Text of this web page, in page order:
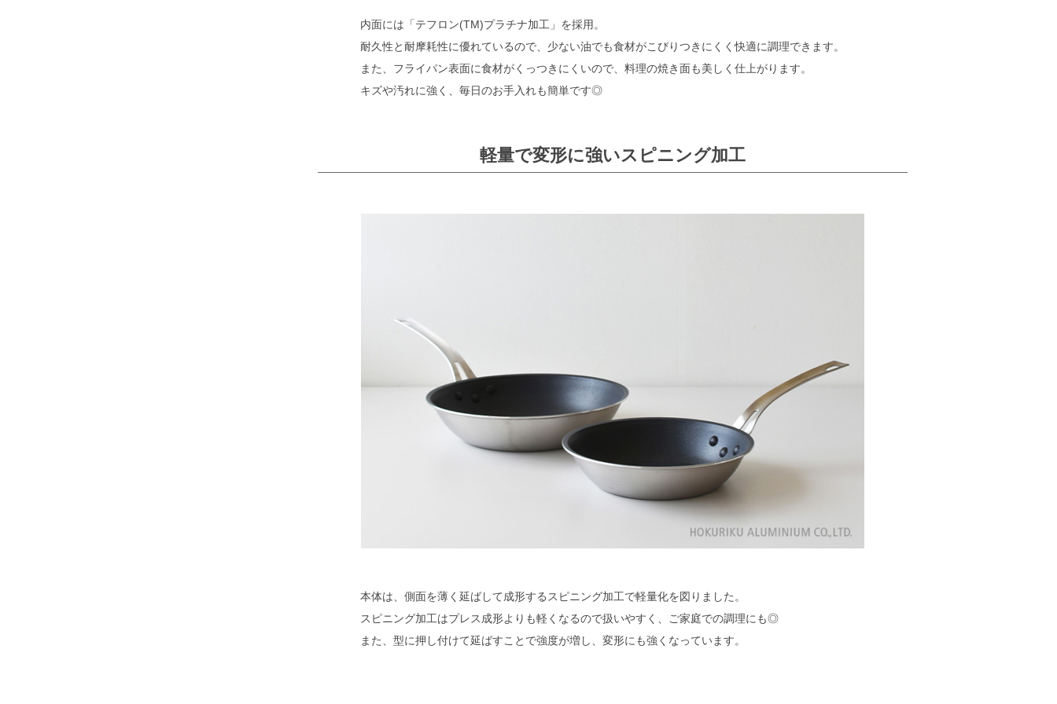
内面には「テフロン(TM)プラチナ加工」を採用。
耐久性と耐摩耗性に優れているので、少ない油でも食材がこびりつきにくく快適に調理できます。
また、フライパン表面に食材がくっつきにくいので、料理の焼き面も美しく仕上がります。
キズや汚れに強く、毎日のお手入れも簡単です◎
軽量で変形に強いスピニング加工
本体は、側面を薄く延ばして成形するスピニング加工で軽量化を図りました。
スピニング加工はプレス成形よりも軽くなるので扱いやすく、ご家庭での調理にも◎
また、型に押し付けて延ばすことで強度が増し、変形にも強くなっています。